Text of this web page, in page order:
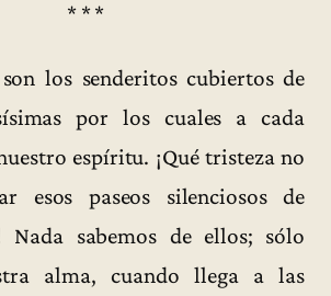
* * *
los senderitos cubiertos de
por los cuales a cada
espíritu. ¡Qué tristeza no
esos paseos silenciosos de
Nada sabemos de ellos; sólo
alma, cuando llega a las